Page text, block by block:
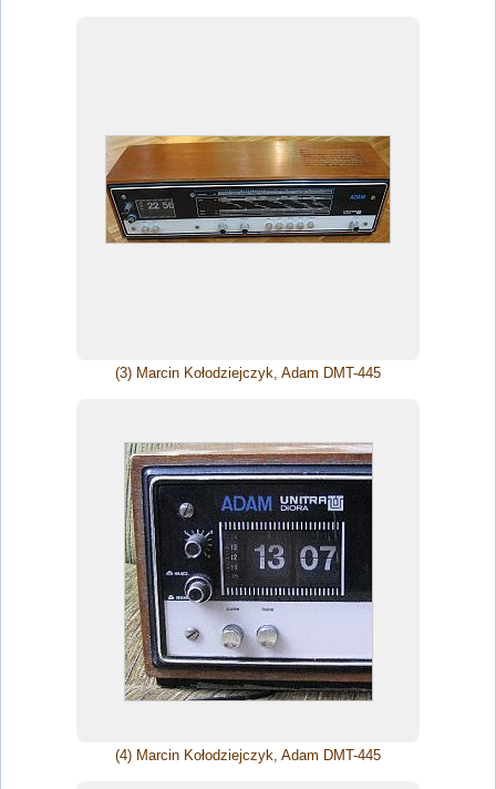
(3) Marcin Kołodziejczyk, Adam DMT-445
(4) Marcin Kołodziejczyk, Adam DMT-445